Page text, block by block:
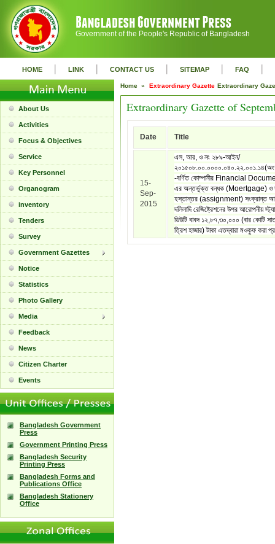
Government of the People's Republic of Bangladesh
HOME | LINK | CONTACT US | SITEMAP | FAQ |
About Us
Activities
Focus & Objectives
Service
Key Personnel
Organogram
inventory
Tenders
Survey
Government Gazettes
Notice
Statistics
Photo Gallery
Media
Feedback
News
Citizen Charter
Events
Bangladesh Government
Press
Government Printing Press
Bangladesh Security
Printing Press
Bangladesh Forms and
Publications Office
Bangladesh Stationery
Office
Home » Extraordinary Gazette Extraordinary
Extraordinary Gazette of
Date Title
15-
Sep-
2015
এস, আর, ও নং ২৮৯-আইন/
-বর্ণিত কোম্পানীর Financial
এর অন্তর্ভুক্ত বন্ধক (Moertgage) ও
হস্তান্তর (assignment) সংক্রান্ত
দলিলাদি রেজিষ্ট্রেশনের উপর আরোপনীয়
ডিউটি বাবদ ১২,৮৭,৩০,০০০ (বার কোটি
ত্রিশ হাজার) টাকা এতদ্বারা মওকুফ করা